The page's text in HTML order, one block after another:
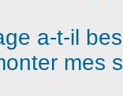
a-t-il
mes